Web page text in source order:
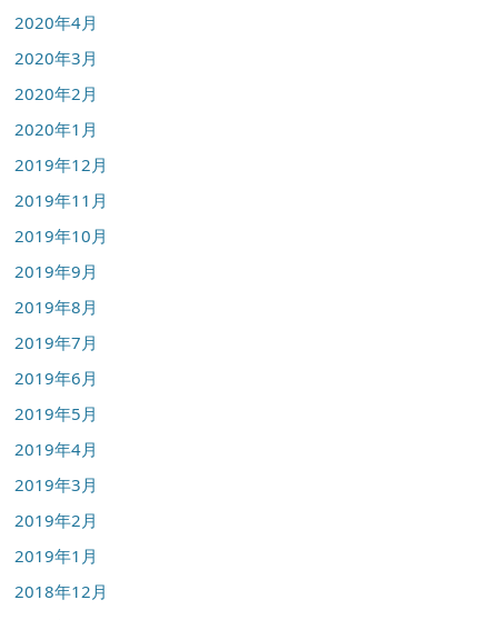
2020年4月
2020年3月
2020年2月
2020年1月
2019年12月
2019年11月
2019年10月
2019年9月
2019年8月
2019年7月
2019年6月
2019年5月
2019年4月
2019年3月
2019年2月
2019年1月
2018年12月